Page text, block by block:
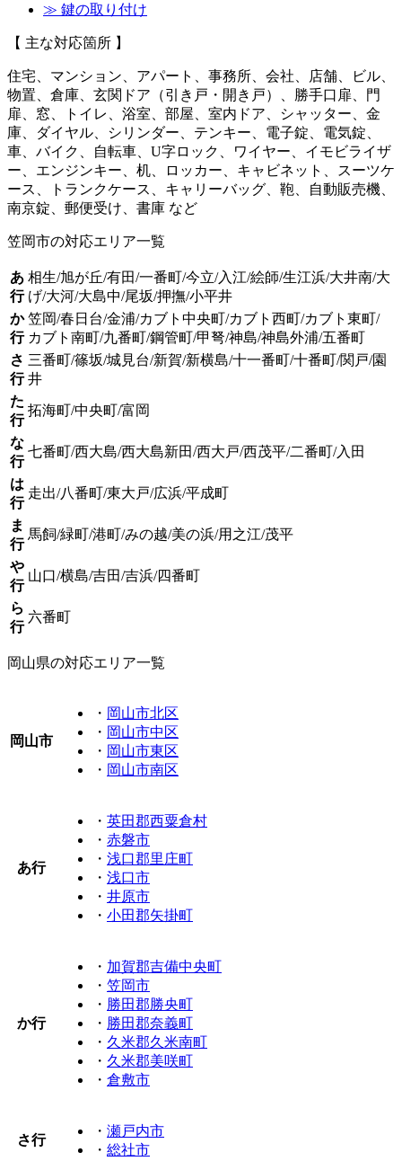
≫ 鍵の取り付け
【 主な対応箇所 】
住宅、マンション、アパート、事務所、会社、店舗、ビル、
物置、倉庫、玄関ドア（引き戸・開き戸）、勝手口扉、門
扉、窓、トイレ、浴室、部屋、室内ドア、シャッター、金
庫、ダイヤル、シリンダー、テンキー、電子錠、電気錠、
車、バイク、自転車、U字ロック、ワイヤー、イモビライザ
ー、エンジンキー、机、ロッカー、キャビネット、スーツケ
ース、トランクケース、キャリーバッグ、鞄、自動販売機、
南京錠、郵便受け、書庫 など
笠岡市の対応エリア一覧
あ
行
相生/旭が丘/有田/一番町/今立/入江/絵師/生江浜/大井南/大
げ/大河/大島中/尾坂/押撫/小平井
か
行
笠岡/春日台/金浦/カブト中央町/カブト西町/カブト東町/
カブト南町/九番町/鋼管町/甲弩/神島/神島外浦/五番町
さ
行
三番町/篠坂/城見台/新賀/新横島/十一番町/十番町/関戸/園
井
た
行
拓海町/中央町/富岡
な
行
七番町/西大島/西大島新田/西大戸/西茂平/二番町/入田
は
行
走出/八番町/東大戸/広浜/平成町
ま
行
馬飼/緑町/港町/みの越/美の浜/用之江/茂平
や
行
山口/横島/吉田/吉浜/四番町
ら
行
六番町
岡山県の対応エリア一覧
岡山市
・ 岡山市北区
・ 岡山市中区
・ 岡山市東区
・ 岡山市南区
あ行
・ 英田郡西粟倉村
・ 赤磐市
・ 浅口郡里庄町
・ 浅口市
・ 井原市
・ 小田郡矢掛町
か行
・ 加賀郡吉備中央町
・ 笠岡市
・ 勝田郡勝央町
・ 勝田郡奈義町
・ 久米郡久米南町
・ 久米郡美咲町
・ 倉敷市
さ行
・ 瀬戸内市
・ 総社市